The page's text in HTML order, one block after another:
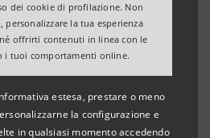
dei cookie di profilazione. Non
personalizzare la tua esperienza
offrirti contenuti in linea con le
i tuoi comportamenti online.
estesa, prestare o meno
la configurazione e
in qualsiasi momento accedendo
di Giovanni Bazoli
di Sorveglianza e il
Intesa Sanpaolo, che hanno
finanziario per
date sono soggette a